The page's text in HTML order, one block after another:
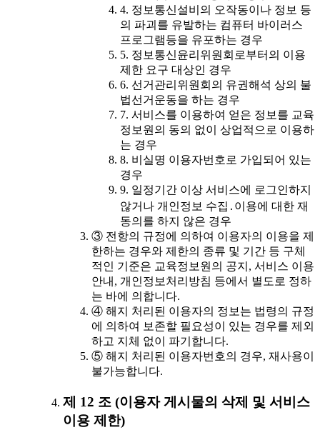
4. 정보통신설비의 오작동이나 정보 등
의 파괴를 유발하는 컴퓨터 바이러스
프로그램등을 유포하는 경우
5. 정보통신윤리위원회로부터의 이용
제한 요구 대상인 경우
6. 선거관리위원회의 유권해석 상의 불
법선거운동을 하는 경우
7. 서비스를 이용하여 얻은 정보를 교육
정보원의 동의 없이 상업적으로 이용하
는 경우
8. 비실명 이용자번호로 가입되어 있는
경우
9. 일정기간 이상 서비스에 로그인하지
않거나 개인정보 수집․이용에 대한 재
동의를 하지 않은 경우
③ 전항의 규정에 의하여 이용자의 이용을 제
한하는 경우와 제한의 종류 및 기간 등 구체
적인 기준은 교육정보원의 공지, 서비스 이용
안내, 개인정보처리방침 등에서 별도로 정하
는 바에 의합니다.
④ 해지 처리된 이용자의 정보는 법령의 규정
에 의하여 보존할 필요성이 있는 경우를 제외
하고 지체 없이 파기합니다.
⑤ 해지 처리된 이용자번호의 경우, 재사용이
불가능합니다.
제 12 조 (이용자 게시물의 삭제 및 서비스
이용 제한)